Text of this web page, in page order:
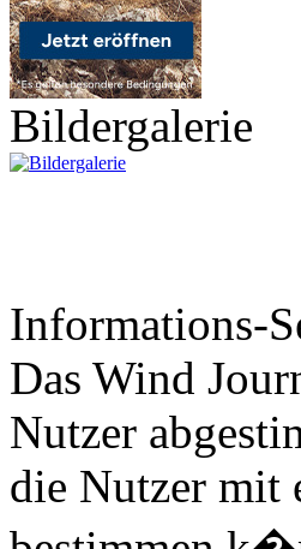
Bildergalerie
Informations-
Das Wind
Nutzer
die Nutzer mit